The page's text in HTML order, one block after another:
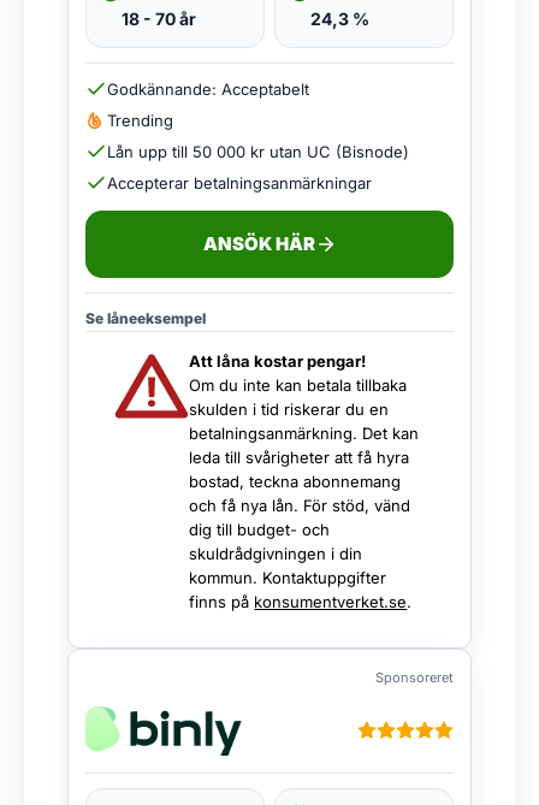
18 - 70 år 24,3 %
Godkännande: Acceptabelt
Trending
Lån upp till 50 000 kr utan UC (Bisnode)
Accepterar betalningsanmärkningar
ANSÖK HÄR
Se låneeksempel
Att låna kostar pengar!
Om du inte kan betala tillbaka
skulden i tid riskerar du en
betalningsanmärkning. Det kan
leda till svårigheter att få hyra
bostad, teckna abonnemang
och få nya lån. För stöd, vänd
dig till budget- och
skuldrådgivningen i din
kommun. Kontaktuppgifter
finns på konsumentverket.se.
Sponsoreret